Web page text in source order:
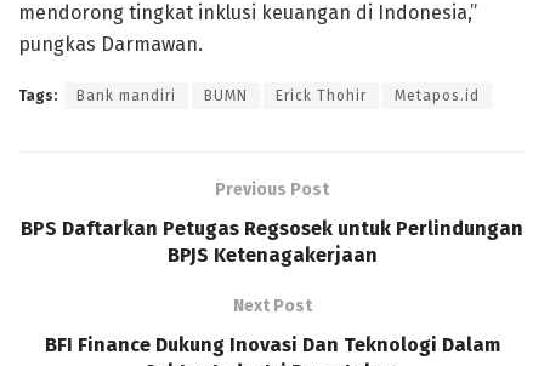
mendorong tingkat inklusi keuangan di Indonesia,”
pungkas Darmawan.
Tags: Bank mandiri BUMN Erick Thohir Metapos.id
Previous Post
BPS Daftarkan Petugas Regsosek untuk Perlindungan
BPJS Ketenagakerjaan
Next Post
BFI Finance Dukung Inovasi Dan Teknologi Dalam